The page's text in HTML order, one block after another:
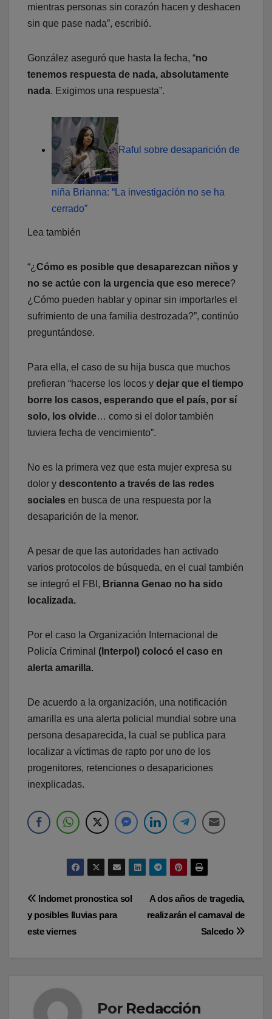
mientras personas sin corazón hacen y deshacen
sin que pase nada”, escribió.
González aseguró que hasta la fecha, “no
tenemos respuesta de nada, absolutamente
nada. Exigimos una respuesta”.
Raful sobre desaparición de
niña Brianna: “La investigación no se ha
cerrado”
Lea también
“¿ Cómo es posible que desaparezcan niños y
no se actúe con la urgencia que eso merece?
¿Cómo pueden hablar y opinar sin importarles el
sufrimiento de una familia destrozada?”, continúo
preguntándose.
Para ella, el caso de su hija busca que muchos
prefieran “hacerse los locos y dejar que el tiempo
borre los casos, esperando que el país, por sí
solo, los olvide… como si el dolor también
tuviera fecha de vencimiento”.
No es la primera vez que esta mujer expresa su
dolor y descontento a través de las redes
sociales en busca de una respuesta por la
desaparición de la menor.
A pesar de que las autoridades han activado
varios protocolos de búsqueda, en el cual también
se integró el FBI, Brianna Genao no ha sido
localizada.
Por el caso la Organización Internacional de
Policía Criminal (Interpol) colocó el caso en
alerta amarilla.
De acuerdo a la organización, una notificación
amarilla es una alerta policial mundial sobre una
persona desaparecida, la cual se publica para
localizar a víctimas de rapto por uno de los
progenitores, retenciones o desapariciones
inexplicadas.
Navegación
de
A dos años de tragedia,
realizarán el carnaval de
Salcedo
Indomet pronostica sol
y posibles lluvias para
este viernes
Por Redacción